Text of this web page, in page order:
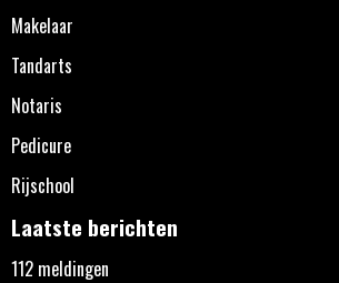
Makelaar
Tandarts
Notaris
Pedicure
Rijschool
Laatste berichten
112 meldingen